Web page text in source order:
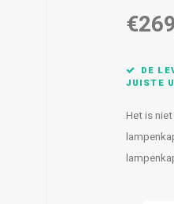
DE
JUISTE
Het is